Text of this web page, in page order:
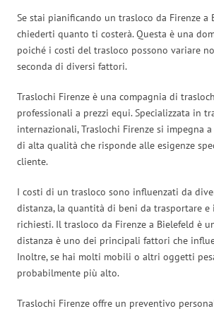
Se stai pianificando un trasloco da Firenze a
chiederti quanto ti costerà. Questa è una
poiché i costi del trasloco possono variare
seconda di diversi fattori.
Traslochi Firenze è una compagnia di
professionali a prezzi equi. Specializzata in
internazionali, Traslochi Firenze si impegna
di alta qualità che risponde alle esigenze
cliente.
I costi di un trasloco sono influenzati da
distanza, la quantità di beni da trasportare
richiesti. Il trasloco da Firenze a Bielefeld è
distanza è uno dei principali fattori che
Inoltre, se hai molti mobili o altri oggetti
probabilmente più alto.
Traslochi Firenze offre un preventivo